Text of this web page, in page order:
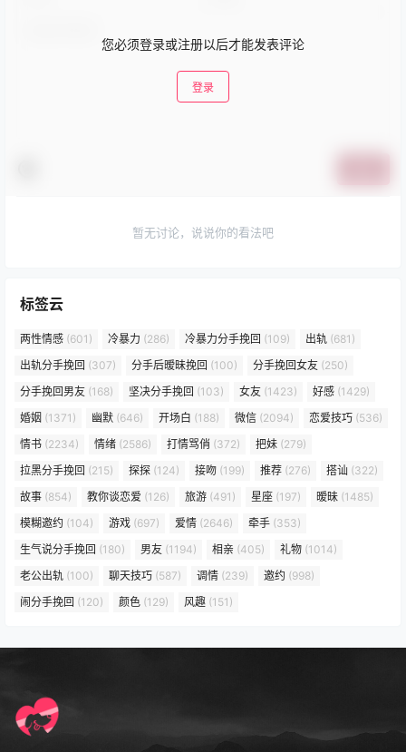
您必须登录或注册以后才能发表评论
登录
暂无讨论，说说你的看法吧
标签云
两性情感 (601) 冷暴力 (286) 冷暴力分手挽回 (109) 出轨 (681)
出轨分手挽回 (307) 分手后暧昧挽回 (100) 分手挽回女友 (250)
分手挽回男友 (168) 坚决分手挽回 (103) 女友 (1423) 好感 (1429)
婚姻 (1371) 幽默 (646) 开场白 (188) 微信 (2094) 恋爱技巧 (536)
情书 (2234) 情绪 (2586) 打情骂俏 (372) 把妹 (279)
拉黑分手挽回 (215) 探探 (124) 接吻 (199) 推荐 (276) 搭讪 (322)
故事 (854) 教你谈恋爱 (126) 旅游 (491) 星座 (197) 暧昧 (1485)
模糊邀约 (104) 游戏 (697) 爱情 (2646) 牵手 (353)
生气说分手挽回 (180) 男友 (1194) 相亲 (405) 礼物 (1014)
老公出轨 (100) 聊天技巧 (587) 调情 (239) 邀约 (998)
闹分手挽回 (120) 颜色 (129) 风趣 (151)